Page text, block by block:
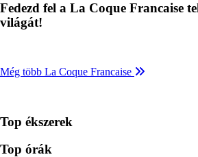
Fedezd fel a La Coque Francaise
világát!
Még több La Coque Francaise
Top ékszerek
Top órák